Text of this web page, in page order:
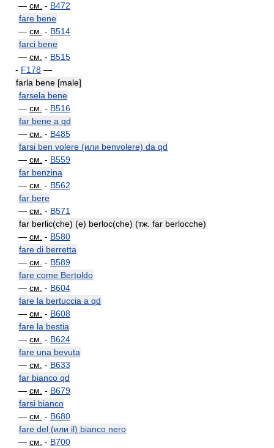
— см. - B472
fare bene
— см. - B514
farci bene
— см. - B515
- F178 —
farla bene [male]
farsela bene
— см. - B516
far bene a qd
— см. - B485
farsi ben volere (или benvolere) da qd
— см. - B559
far benzina
— см. - B562
far bere
— см. - B571
far berlic(che) (e) berloc(che) (тж. far berlocche)
— см. - B580
fare di berretta
— см. - B589
fare come Bertoldo
— см. - B604
fare la bertuccia a qd
— см. - B608
fare la bestia
— см. - B624
fare una bevuta
— см. - B633
far bianco qd
— см. - B679
farsi bianco
— см. - B680
fare del (или il) bianco nero
— см. - B700